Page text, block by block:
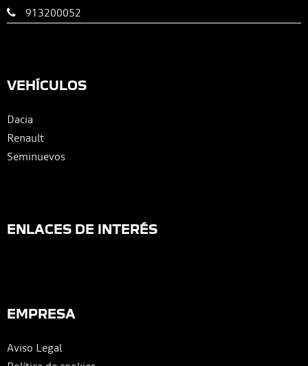
913200052
VEHÍCULOS
Dacia
Renault
Seminuevos
ENLACES DE INTERÉS
EMPRESA
Aviso Legal